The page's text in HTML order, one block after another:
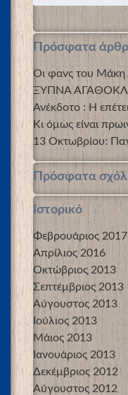
Πρόσφατα
Οι φανς του Μάκη
ΞΥΠΝΑ ΑΓΑΘΟΚΛΗ
Ανέκδοτο : Η
Κι όμως είναι
13 Οκτωβρίου:
Πρόσφατα
Ιστορικό
Φεβρουάριος 2017
Απρίλιος 2016
Οκτώβριος 2013
Σεπτέμβριος 2013
Αύγουστος 2013
Ιούλιος 2013
Μάιος 2013
Ιανουάριος 2013
Δεκέμβριος 2012
Αύγουστος 2012